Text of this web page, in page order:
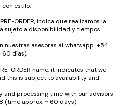
estilo.
ORDER, indica que realizamos la
sujeto a disponibilidad y tiempos
nuestras asesoras al whatsapp +54
60 días).
ORDER name, it indicates that we
this is subject to availability and
and processing time with our advisors
(time approx. ~ 60 days)